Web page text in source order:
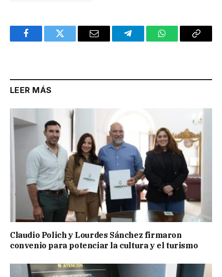
FacebookTwitter Email TelegramWhatsAppCopy
LEER MÁS
Claudio Polich y Lourdes Sánchez firmaron
convenio para potenciar la cultura y el turismo